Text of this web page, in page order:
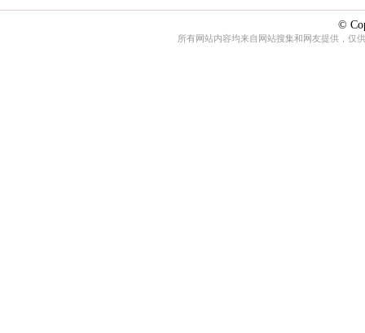
©
所有网站内容均来自网站搜集和网友提供，仅